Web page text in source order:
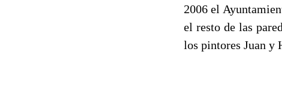
2006 el
el resto de las
los pintores Juan y